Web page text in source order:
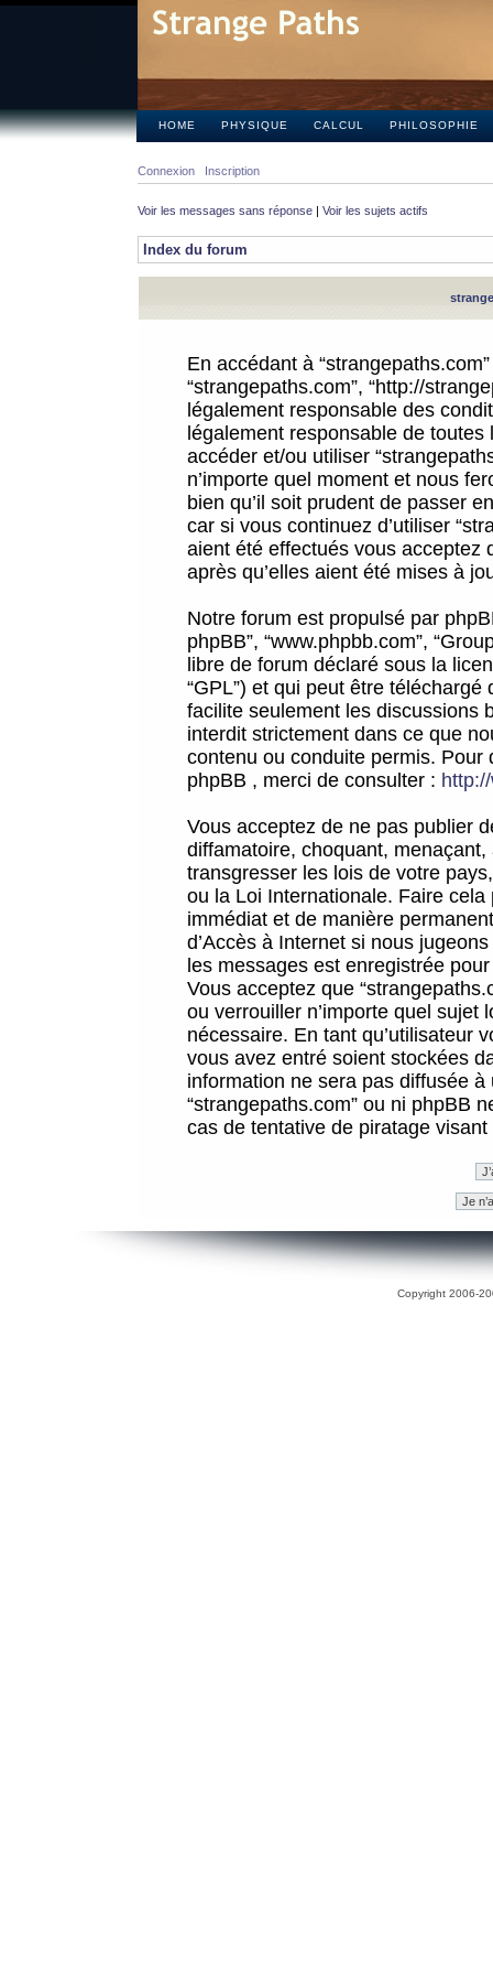
HOME PHYSIQUE CALCUL PHILOSOPHIE
Connexion Inscription
Voir les messages sans réponse | Voir les sujets actifs
Index du forum
En accédant à
“strangepaths.com”, “http://
légalement responsable des
légalement responsable de
accéder et/ou utiliser
n’importe quel moment et nous
bien qu’il soit prudent de passer
car si vous continuez d’utiliser
aient été effectués vous acceptez
après qu’elles aient été mises à
Notre forum est propulsé par
phpBB”, “www.phpbb.com”,
libre de forum déclaré sous la
“GPL”) et qui peut être téléchargé
facilite seulement les discussions
interdit strictement dans ce que
contenu ou conduite permis.
phpBB , merci de consulter :
Vous acceptez de ne pas publier
diffamatoire, choquant,
transgresser les lois de votre
ou la Loi Internationale. Faire
immédiat et de manière
d’Accès à Internet si nous
les messages est enregistrée
Vous acceptez que
ou verrouiller n’importe quel sujet
nécessaire. En tant qu’utilisateur
vous avez entré soient stockées
information ne sera pas diffusée
“strangepaths.com” ou ni phpBB
cas de tentative de piratage
Copyright 2006-